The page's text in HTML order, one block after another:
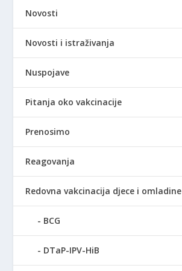
Novosti
Novosti i istraživanja
Nuspojave
Pitanja oko vakcinacije
Prenosimo
Reagovanja
Redovna vakcinacija djece i omladine
BCG
DTaP-IPV-HiB